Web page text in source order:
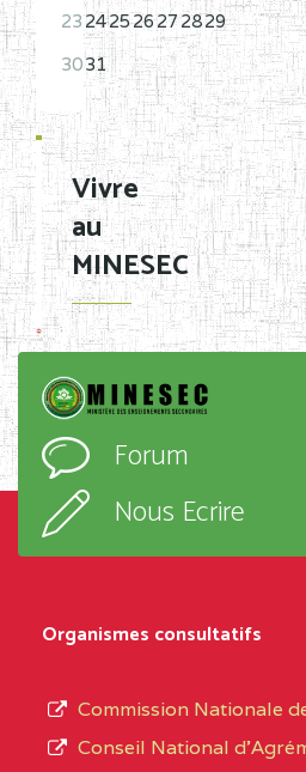
23 24252627 2829
3031
Vivre
au
MINESEC
Forum
Nous Ecrire
Organismes consultatifs
Commission Nationale
Conseil National